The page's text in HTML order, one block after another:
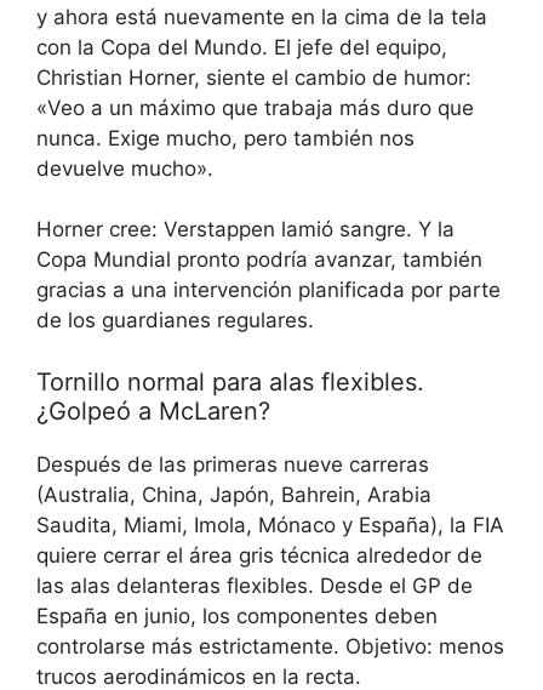
y ahora está nuevamente en la cima de la tela
con la Copa del Mundo. El jefe del equipo,
Christian Horner, siente el cambio de humor:
«Veo a un máximo que trabaja más duro que
nunca. Exige mucho, pero también nos
devuelve mucho».
Horner cree: Verstappen lamió sangre. Y la
Copa Mundial pronto podría avanzar, también
gracias a una intervención planificada por parte
de los guardianes regulares.
Tornillo normal para alas flexibles.
¿Golpeó a McLaren?
Después de las primeras nueve carreras
(Australia, China, Japón, Bahrein, Arabia
Saudita, Miami, Imola, Mónaco y España), la FIA
quiere cerrar el área gris técnica alrededor de
las alas delanteras flexibles. Desde el GP de
España en junio, los componentes deben
controlarse más estrictamente. Objetivo: menos
trucos aerodinámicos en la recta.